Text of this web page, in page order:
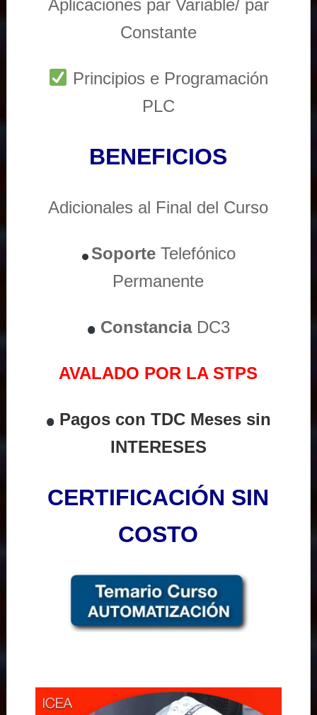
Aplicaciones par Variable/ par
Constante
Principios e Programación
PLC
BENEFICIOS
Adicionales al Final del Curso
Soporte Telefónico
Permanente
ConstanciaDC3
AVALADO POR LA STPS
Pagos con TDC Meses sin
INTERESES
CERTIFICACIÓN SIN
COSTO